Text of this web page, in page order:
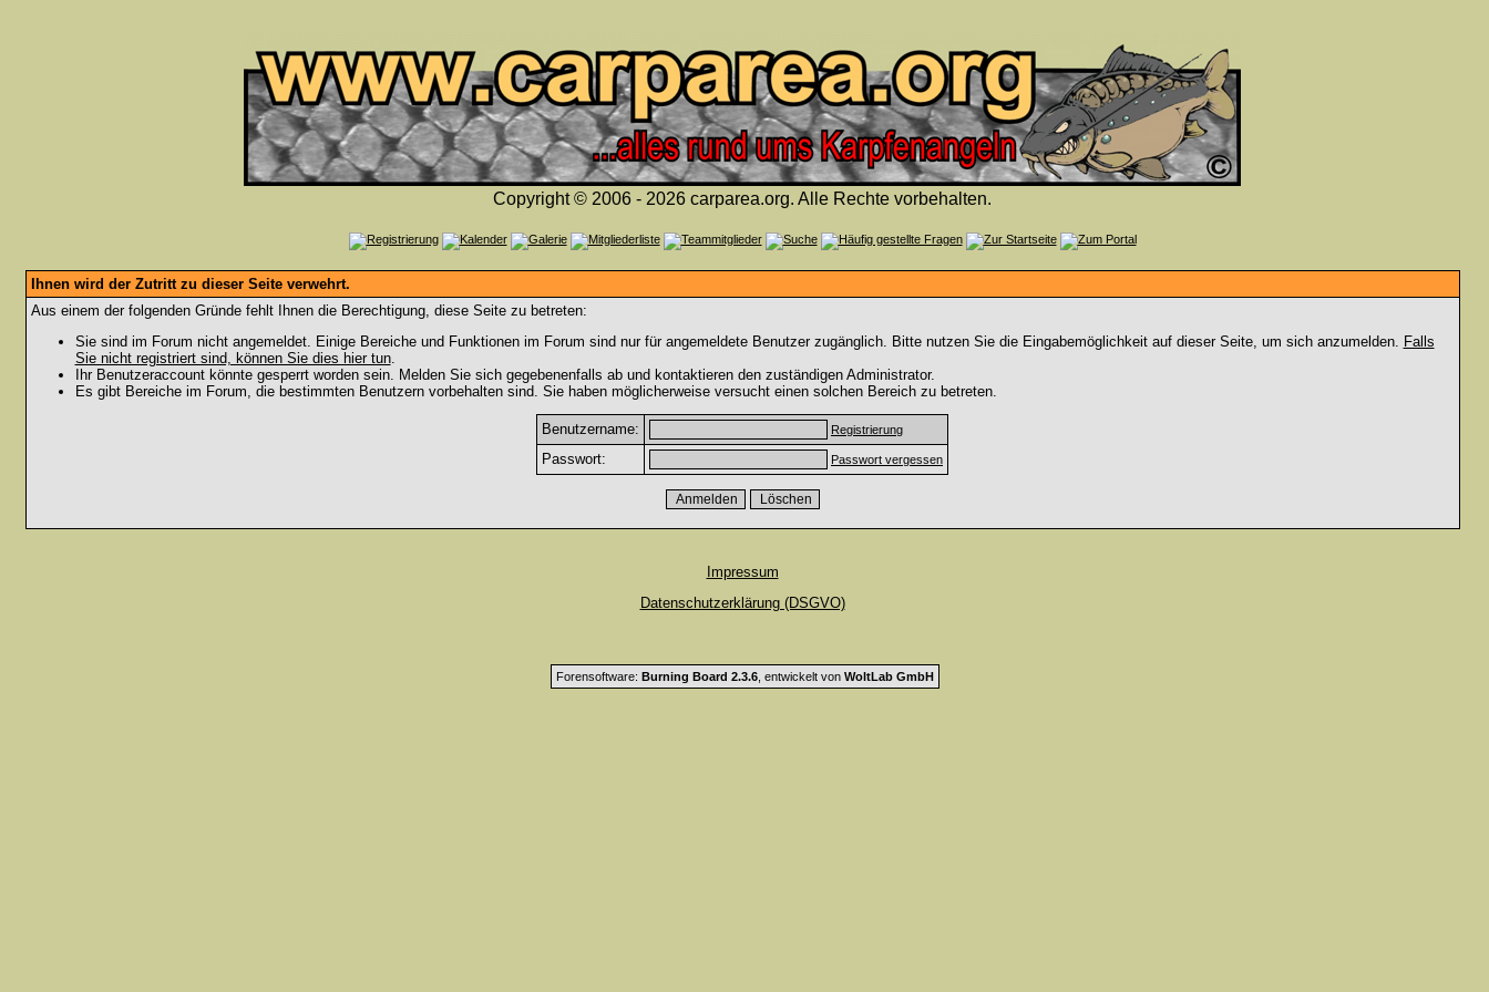
Copyright © 2006 - 2026 carparea.org. Alle Rechte vorbehalten.
Ihnen wird der Zutritt zu dieser Seite verwehrt.
Aus einem der folgenden Gründe fehlt Ihnen die Berechtigung, diese Seite zu betreten:
Sie sind im Forum nicht angemeldet. Einige Bereiche und Funktionen im Forum sind nur für angemeldete Benutzer zugänglich. Bitte nutzen Sie die Eingabemöglichkeit auf dieser Seite, um sich anzumelden. Falls
Sie nicht registriert sind, können Sie dies hier tun.
Ihr Benutzeraccount könnte gesperrt worden sein. Melden Sie sich gegebenenfalls ab und kontaktieren den zuständigen Administrator.
Es gibt Bereiche im Forum, die bestimmten Benutzern vorbehalten sind. Sie haben möglicherweise versucht einen solchen Bereich zu betreten.
Benutzername: Registrierung
Passwort: Passwort vergessen
Impressum
Datenschutzerklärung (DSGVO)
Forensoftware: Burning Board 2.3.6, entwickelt von WoltLab GmbH